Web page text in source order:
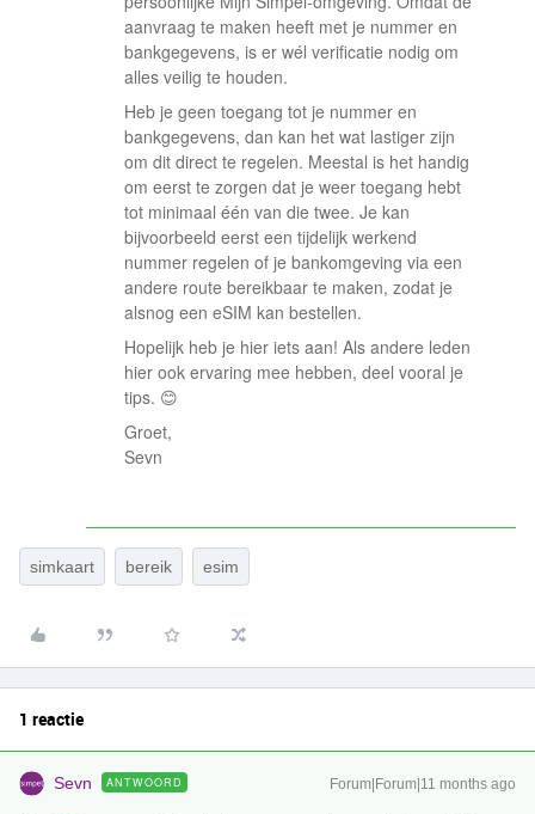
aanvraag te maken heeft met je nummer en
bankgegevens, is er wél verificatie nodig om
alles veilig te houden.
Heb je geen toegang tot je nummer en
bankgegevens, dan kan het wat lastiger zijn
om dit direct te regelen. Meestal is het handig
om eerst te zorgen dat je weer toegang hebt
tot minimaal één van die twee. Je kan
bijvoorbeeld eerst een tijdelijk werkend
nummer regelen of je bankomgeving via een
andere route bereikbaar te maken, zodat je
alsnog een eSIM kan bestellen.
Hopelijk heb je hier iets aan! Als andere leden
hier ook ervaring mee hebben, deel vooral je
tips. 😊
Groet,
Sevn
simkaart bereik esim
1 reactie
Sevn ANTWOORD Forum|Forum|11 months ago